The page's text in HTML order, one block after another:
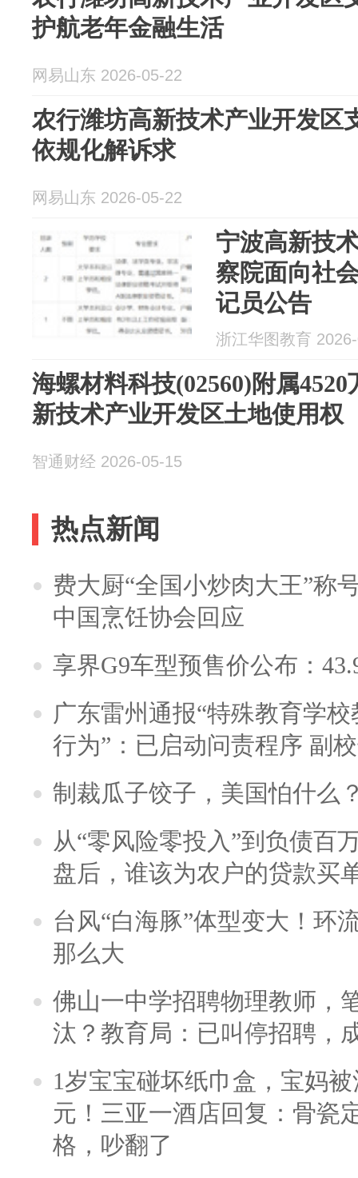
护航老年金融生活
网易山东 2026-05-22
农行潍坊高新技术产业开发区
依规化解诉求
网易山东 2026-05-22
宁波高新技
察院面向社
记员公告
浙江华图教育
海螺材料科技(02560)附属
新技术产业开发区土地使用权
智通财经 2026-05-15
热点新闻
费大厨“全国小炒肉大王”称
中国烹饪协会回应
享界G9车型预售价公布：
广东雷州通报“特殊教育学
行为”：已启动问责程序 副
制裁瓜子饺子，美国怕什么
从“零风险零投入”到负债百
盘后，谁该为农户的贷款买
台风“白海豚”体型变大！环
那么大
佛山一中学招聘物理教师，
汰？教育局：已叫停招聘，
1岁宝宝碰坏纸巾盒，宝妈
元！三亚一酒店回复：骨瓷
格，吵翻了